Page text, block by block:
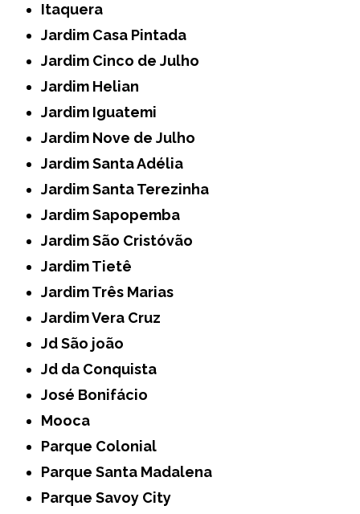
Itaquera
Jardim Casa Pintada
Jardim Cinco de Julho
Jardim Helian
Jardim Iguatemi
Jardim Nove de Julho
Jardim Santa Adélia
Jardim Santa Terezinha
Jardim Sapopemba
Jardim São Cristóvão
Jardim Tietê
Jardim Três Marias
Jardim Vera Cruz
Jd São joão
Jd da Conquista
José Bonifácio
Mooca
Parque Colonial
Parque Santa Madalena
Parque Savoy City